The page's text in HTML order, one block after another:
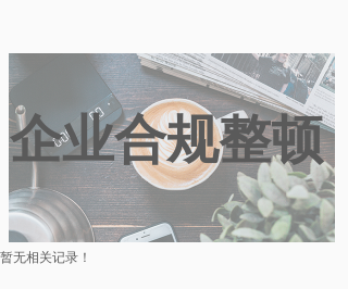
暂无相关记录！
企业合规整顿